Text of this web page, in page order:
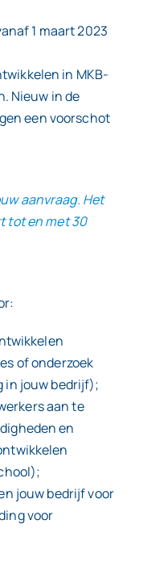
1 maart 2023
in MKB-
Nieuw in de
een voorschot
aanvraag. Het
tot en met 30
of onderzoek
in jouw bedrijf);
aan te
en
jouw bedrijf voor
voor